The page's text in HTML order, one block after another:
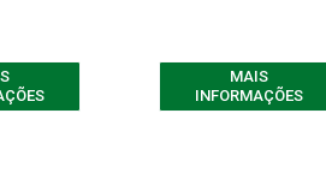
MAIS
INFORMAÇÕES